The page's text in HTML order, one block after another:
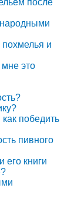
после
и
мне это
победить
пивного
его книги